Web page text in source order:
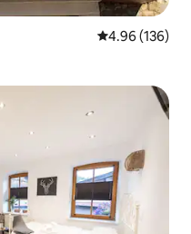
Calificación
4.96 (136)